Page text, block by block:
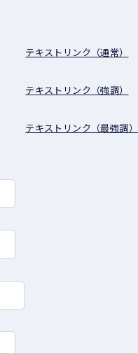
テキストリンク（通常）
テキストリンク（強調）
テキストリンク（最強調）